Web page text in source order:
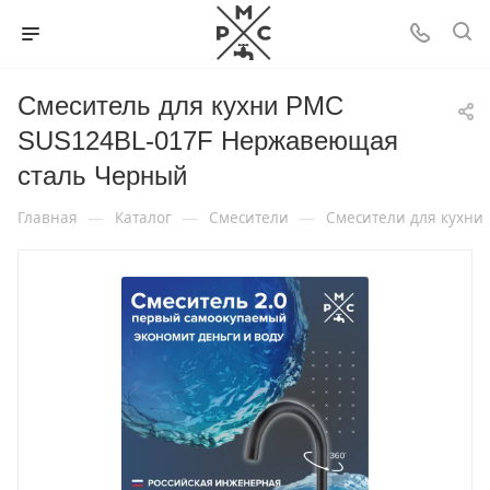
Смеситель для кухни РМС
SUS124BL-017F Нержавеющая
сталь Черный
Главная — Каталог — Смесители — Смесители для кухни